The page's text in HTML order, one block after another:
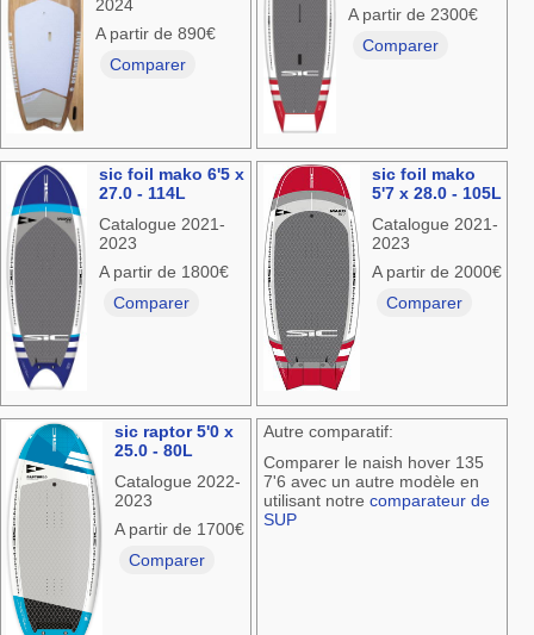
2024
A partir de 890€
Comparer
A partir de 2300€
Comparer
sic foil mako 6'5 x
27.0 - 114L
Catalogue 2021-
2023
A partir de 1800€
Comparer
sic foil mako
5'7 x 28.0 - 105L
Catalogue 2021-
2023
A partir de 2000€
Comparer
sic raptor 5'0 x
25.0 - 80L
Catalogue 2022-
2023
A partir de 1700€
Comparer
Autre comparatif:
Comparer le naish hover 135
7'6 avec un autre modèle en
utilisant notre comparateur de
SUP